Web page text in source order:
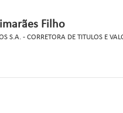
Filho
S.A. - CORRETORA DE TITULOS E